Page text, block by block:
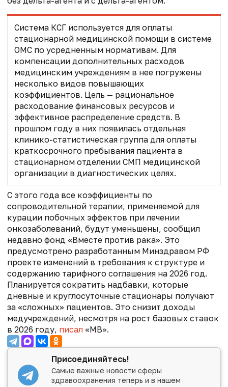
Система КСГ используется для оплаты
стационарной медицинской помощи в системе
ОМС по усредненным нормативам. Для
компенсации дополнительных расходов
медицинским учреждениям в нее погружены
несколько видов повышающих
коэффициентов. Цель — рациональное
расходование финансовых ресурсов и
эффективное распределение средств. В
прошлом году в них появилась отдельная
клинико-статистическая группа для оплаты
краткосрочного пребывания пациента в
стационарном отделении СМП медицинской
организации в диагностических целях.
С этого года все коэффициенты по
сопроводительной терапии, применяемой для
курации побочных эффектов при лечении
онкозаболеваний, будут уменьшены, сообщил
недавно фонд «Вместе против рака». Это
предусмотрено разработанным Минздравом РФ
проекте изменений в требования к структуре и
содержанию тарифного соглашения на 2026 год.
Планируется сократить надбавки, которые
дневные и круглосуточные стационары получают
за «сложных» пациентов. Это снизит доходы
медучреждений, несмотря на рост базовых ставок
в 2026 году, писал «МВ».
Присоединяйтесь!
Самые важные новости сферы
здравоохранения теперь и в нашем